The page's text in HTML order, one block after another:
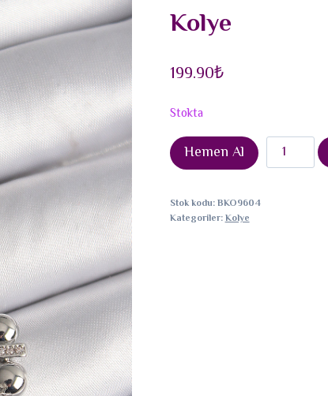
Kolye
199.90₺
Stokta
Hemen Al
316L
Çelik
Stok kodu:BKO9604
Kategoriler:Kolye